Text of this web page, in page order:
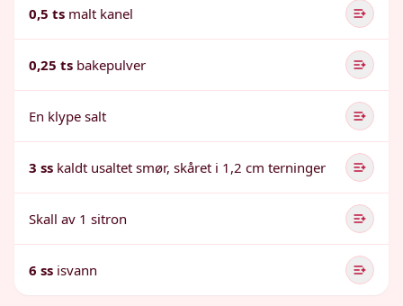
0,5 ts malt kanel
0,25 ts bakepulver
En klype salt
3 ss kaldt usaltet smør, skåret i 1,2 cm terninger
Skall av 1 sitron
6 ss isvann